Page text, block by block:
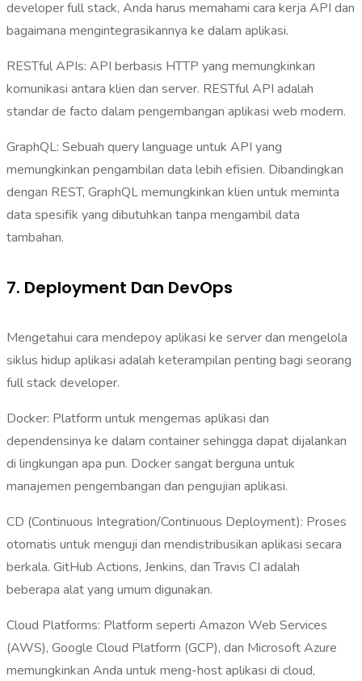
developer full stack, Anda harus memahami cara kerja API dan
bagaimana mengintegrasikannya ke dalam aplikasi.
RESTful APIs: API berbasis HTTP yang memungkinkan
komunikasi antara klien dan server. RESTful API adalah
standar de facto dalam pengembangan aplikasi web modern.
GraphQL: Sebuah query language untuk API yang
memungkinkan pengambilan data lebih efisien. Dibandingkan
dengan REST, GraphQL memungkinkan klien untuk meminta
data spesifik yang dibutuhkan tanpa mengambil data
tambahan.
7. Deployment Dan DevOps
Mengetahui cara mendepoy aplikasi ke server dan mengelola
siklus hidup aplikasi adalah keterampilan penting bagi seorang
full stack developer.
Docker: Platform untuk mengemas aplikasi dan
dependensinya ke dalam container sehingga dapat dijalankan
di lingkungan apa pun. Docker sangat berguna untuk
manajemen pengembangan dan pengujian aplikasi.
CD (Continuous Integration/Continuous Deployment): Proses
otomatis untuk menguji dan mendistribusikan aplikasi secara
berkala. GitHub Actions, Jenkins, dan Travis CI adalah
beberapa alat yang umum digunakan.
Cloud Platforms: Platform seperti Amazon Web Services
(AWS), Google Cloud Platform (GCP), dan Microsoft Azure
memungkinkan Anda untuk meng-host aplikasi di cloud,